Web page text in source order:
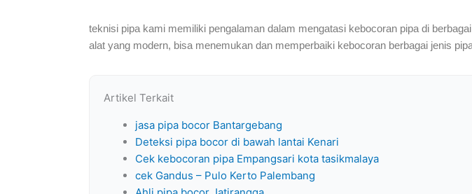
teknisi pipa kami memiliki pengalaman dalam mengatasi kebocoran pipa di
alat yang modern, bisa menemukan dan memperbaiki kebocoran berbagai jenis
Artikel Terkait
jasa pipa bocor Bantargebang
Deteksi pipa bocor di bawah lantai Kenari
Cek kebocoran pipa Empangsari kota tasikmalaya
cek Gandus – Pulo Kerto Palembang